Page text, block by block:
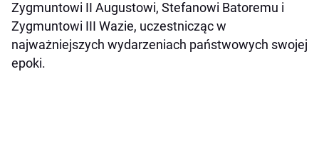
Zygmuntowi II Augustowi, Stefanowi Batoremu i
Zygmuntowi III Wazie, uczestnicząc w
najważniejszych wydarzeniach państwowych swojej
epoki.